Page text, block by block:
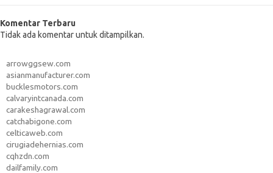
Komentar Terbaru
Tidak ada komentar untuk ditampilkan.
arrowggsew.com
asianmanufacturer.com
bucklesmotors.com
calvaryintcanada.com
carakeshagrawal.com
catchabigone.com
celticaweb.com
cirugiadehernias.com
cqhzdn.com
dailfamily.com